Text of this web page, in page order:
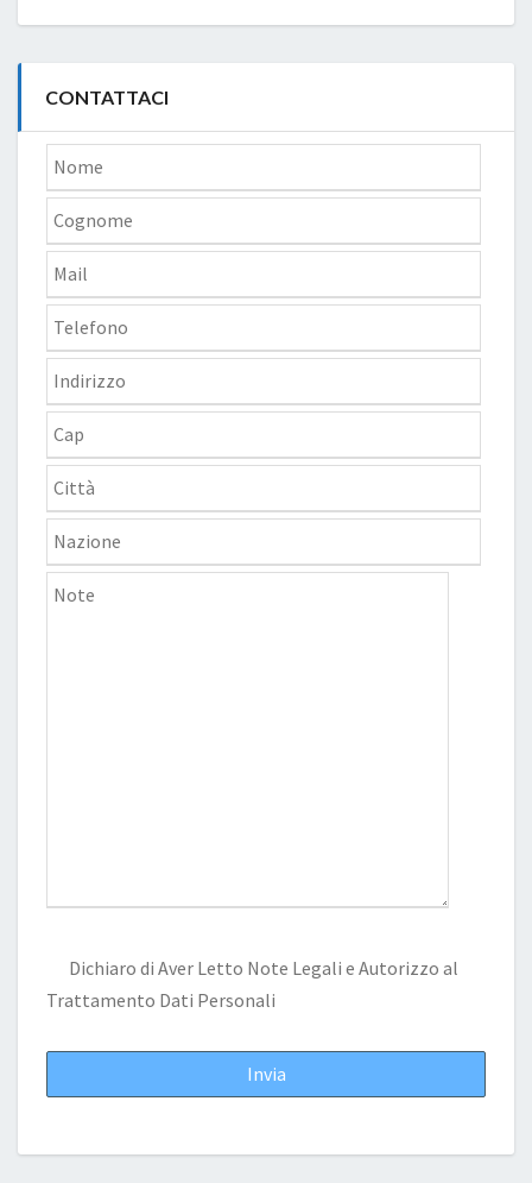
CONTATTACI
Dichiaro di Aver Letto Note Legali e Autorizzo al
Trattamento Dati Personali